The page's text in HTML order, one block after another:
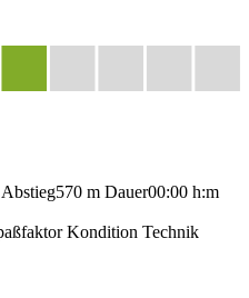
Abstieg570 m Dauer00:00 h:m
Kondition Technik